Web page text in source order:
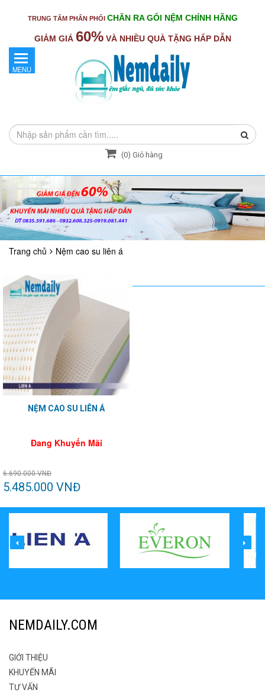
TRUNG TÂM PHÂN PHỐI CHĂN RA GỐI NỆM CHÍNH HÃNG
GIẢM GIÁ 60%VÀ NHIỀU QUÀ TẶNG HẤP DẪN
(0) Giỏ hàng
MENU
Trang chủ Nệm cao su liên á
NỆM CAO SU LIÊN Á
Đang Khuyến Mãi
6.690.000 VNĐ
5.485.000 VNĐ
NEMDAILY.COM
GIỚI THIỆU
KHUYẾN MÃI
TƯ VẤN